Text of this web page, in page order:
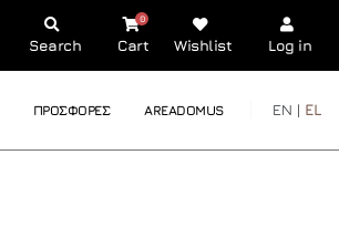
Search Cart
0
Wishlist Log in
ΠΡΟΣΦΟΡΕΣ AREADOMUS EN | EL